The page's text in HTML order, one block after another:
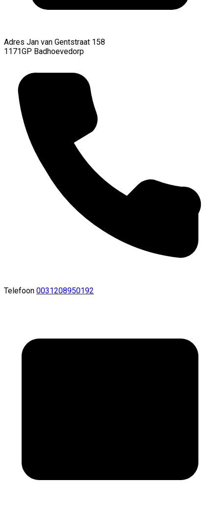
Adres Jan van Gentstraat 158
1171GP Badhoevedorp
Telefoon 0031208950192